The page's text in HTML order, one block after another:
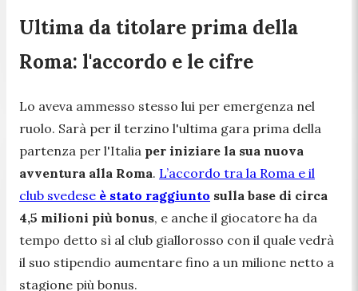
Ultima da titolare prima della
Roma: l'accordo e le cifre
Lo aveva ammesso stesso lui per emergenza nel
ruolo. Sarà per il terzino l'ultima gara prima della
partenza per l'Italia per iniziare la sua nuova
avventura alla Roma. L’accordo tra la Roma e il
club svedese è stato raggiunto sulla base di circa
4,5 milioni più bonus, e anche il giocatore ha da
tempo detto sì al club giallorosso con il quale vedrà
il suo stipendio aumentare fino a un milione netto a
stagione più bonus.